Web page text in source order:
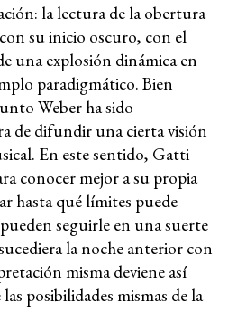
la lectura de la obertura
su inicio oscuro, con el
una explosión dinámica en
paradigmático. Bien
Weber ha sido
de difundir una cierta visión
En este sentido, Gatti
conocer mejor a su propia
hasta qué límites puede
seguirle en una suerte
la noche anterior con
misma deviene así
posibilidades mismas de la